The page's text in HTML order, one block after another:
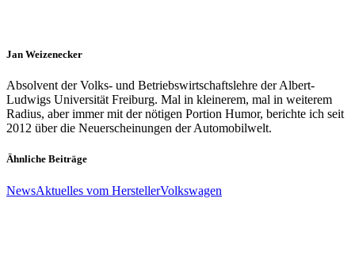
Jan Weizenecker
Absolvent der Volks- und Betriebswirtschaftslehre der Albert-
Ludwigs Universität Freiburg. Mal in kleinerem, mal in weiterem
Radius, aber immer mit der nötigen Portion Humor, berichte ich seit
2012 über die Neuerscheinungen der Automobilwelt.
Ähnliche Beiträge
NewsAktuelles vom HerstellerVolkswagen